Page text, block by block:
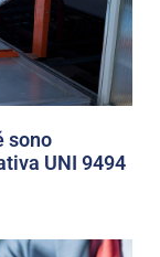
sono
UNI 9494